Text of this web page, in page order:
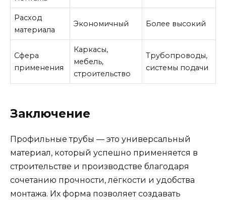
Расход
материала
Экономичный Более высокий
Сфера
применения
Каркасы,
мебель,
строительство
Трубопроводы,
системы подачи
Заключение
Профильные трубы — это универсальный
материал, который успешно применяется в
строительстве и производстве благодаря
сочетанию прочности, лёгкости и удобства
монтажа. Их форма позволяет создавать